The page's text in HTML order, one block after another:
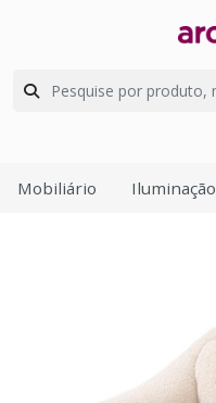
Mobiliário Iluminação